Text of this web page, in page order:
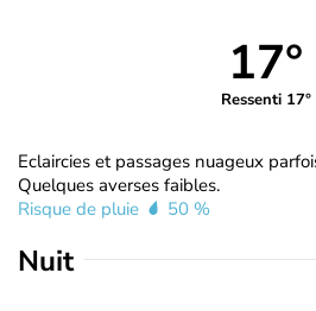
17°
Ressenti 17°
Eclaircies et passages nuageux
Quelques averses faibles.
Risque de pluie
50 %
Nuit